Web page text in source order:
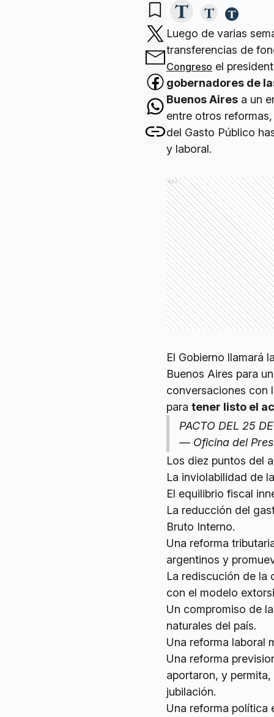
Luego de varias
transferencias de
Congreso el
gobernadores de
Buenos Aires a un
entre otros
del Gasto Público
y laboral.
Ads
El Gobierno llamará
Buenos Aires para
conversaciones con
para tener listo el
PACTO DEL 25
— Oficina del
Los diez puntos del
La inviolabilidad de
El equilibrio fiscal
La reducción del
Bruto Interno.
Una reforma
argentinos y
La rediscución de la
con el modelo
Un compromiso de
naturales del país.
Una reforma laboral
Una reforma
aportaron, y
jubilación.
Una reforma política